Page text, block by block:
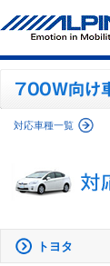
対応車種一覧
トヨタ